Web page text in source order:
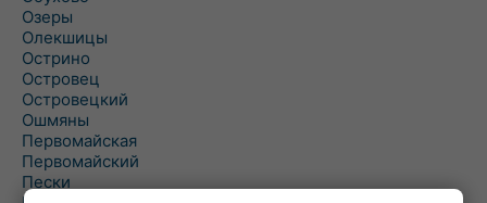
Озеры
Олекшицы
Острино
Островец
Островецкий
Ошмяны
Первомайская
Первомайский
Пески